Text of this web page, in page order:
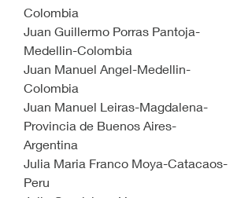
Colombia
Juan Guillermo Porras Pantoja-
Medellin-Colombia
Juan Manuel Angel-Medellin-
Colombia
Juan Manuel Leiras-Magdalena-
Provincia de Buenos Aires-
Argentina
Julia Maria Franco Moya-Catacaos-
Peru